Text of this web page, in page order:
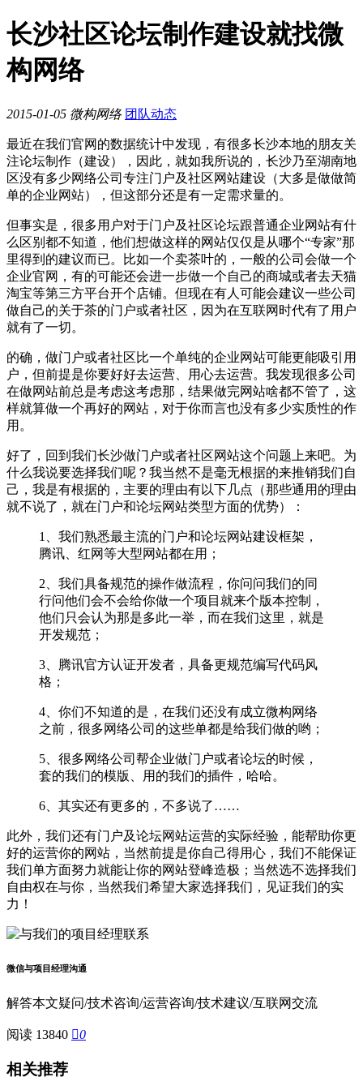
长沙社区论坛制作建设就找微
构网络
2015-01-05 微构网络 团队动态
最近在我们官网的数据统计中发现，有很多长沙本地的朋友关
注论坛制作（建设），因此，就如我所说的，长沙乃至湖南地
区没有多少网络公司专注门户及社区网站建设（大多是做做简
单的企业网站），但这部分还是有一定需求量的。
但事实是，很多用户对于门户及社区论坛跟普通企业网站有什
么区别都不知道，他们想做这样的网站仅仅是从哪个“专家”那
里得到的建议而已。比如一个卖茶叶的，一般的公司会做一个
企业官网，有的可能还会进一步做一个自己的商城或者去天猫
淘宝等第三方平台开个店铺。但现在有人可能会建议一些公司
做自己的关于茶的门户或者社区，因为在互联网时代有了用户
就有了一切。
的确，做门户或者社区比一个单纯的企业网站可能更能吸引用
户，但前提是你要好好去运营、用心去运营。我发现很多公司
在做网站前总是考虑这考虑那，结果做完网站啥都不管了，这
样就算做一个再好的网站，对于你而言也没有多少实质性的作
用。
好了，回到我们长沙做门户或者社区网站这个问题上来吧。为
什么我说要选择我们呢？我当然不是毫无根据的来推销我们自
己，我是有根据的，主要的理由有以下几点（那些通用的理由
就不说了，就在门户和论坛网站类型方面的优势）：
1、我们熟悉最主流的门户和论坛网站建设框架，
腾讯、红网等大型网站都在用；
2、我们具备规范的操作做流程，你问问我们的同
行问他们会不会给你做一个项目就来个版本控制，
他们只会认为那是多此一举，而在我们这里，就是
开发规范；
3、腾讯官方认证开发者，具备更规范编写代码风
格；
4、你们不知道的是，在我们还没有成立微构网络
之前，很多网络公司的这些单都是给我们做的哟；
5、很多网络公司帮企业做门户或者论坛的时候，
套的我们的模版、用的我们的插件，哈哈。
6、其实还有更多的，不多说了……
此外，我们还有门户及论坛网站运营的实际经验，能帮助你更
好的运营你的网站，当然前提是你自己得用心，我们不能保证
我们单方面努力就能让你的网站登峰造极；当然选不选择我们
自由权在与你，当然我们希望大家选择我们，见证我们的实
力！
微信与项目经理沟通
解答本文疑问/技术咨询/运营咨询/技术建议/互联网交流
阅读 13840 0
相关推荐